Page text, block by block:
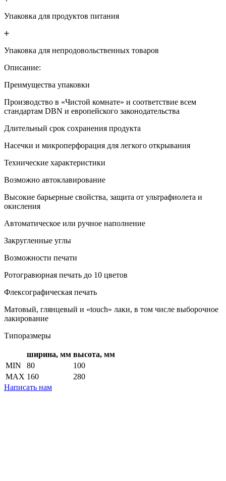
Упаковка для продуктов питания
Упаковка для непродовольственных товаров
Описание:
Преимущества упаковки
Производство в «Чистой комнате» и соответствие всем
стандартам DBN и европейского законодательства
Длительный срок сохранения продукта
Насечки и микроперфорация для легкого открывания
Технические характеристики
Возможно автоклавирование
Высокие барьерные свойства, защита от ультрафиолета и
окисления
Автоматическое или ручное наполнение
Закругленные углы
Возможности печати
Ротогравюрная печать до 10 цветов
Флексографическая печать
Матовый, глянцевый и «touch» лаки, в том числе выборочное
лакирование
Типоразмеры
ширина, мм высота, мм
MIN
80
100
MAX 160
280
Написать нам